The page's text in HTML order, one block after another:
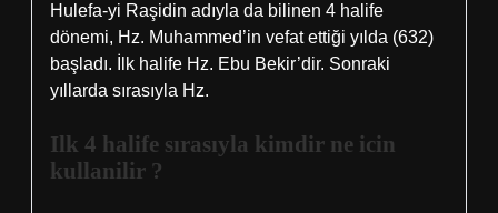
Hulefa-yi Raşidin adıyla da bilinen 4 halife
dönemi, Hz. Muhammed’in vefat ettiği yılda (632)
başladı. İlk halife Hz. Ebu Bekir’dir. Sonraki
yıllarda sırasıyla Hz.
Ilk 4 halife sırasıyla kimdir ne icin
kullanilir ?